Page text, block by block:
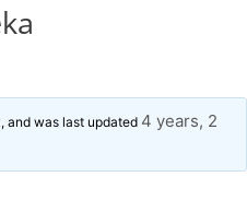
and was last updated 4 years, 2